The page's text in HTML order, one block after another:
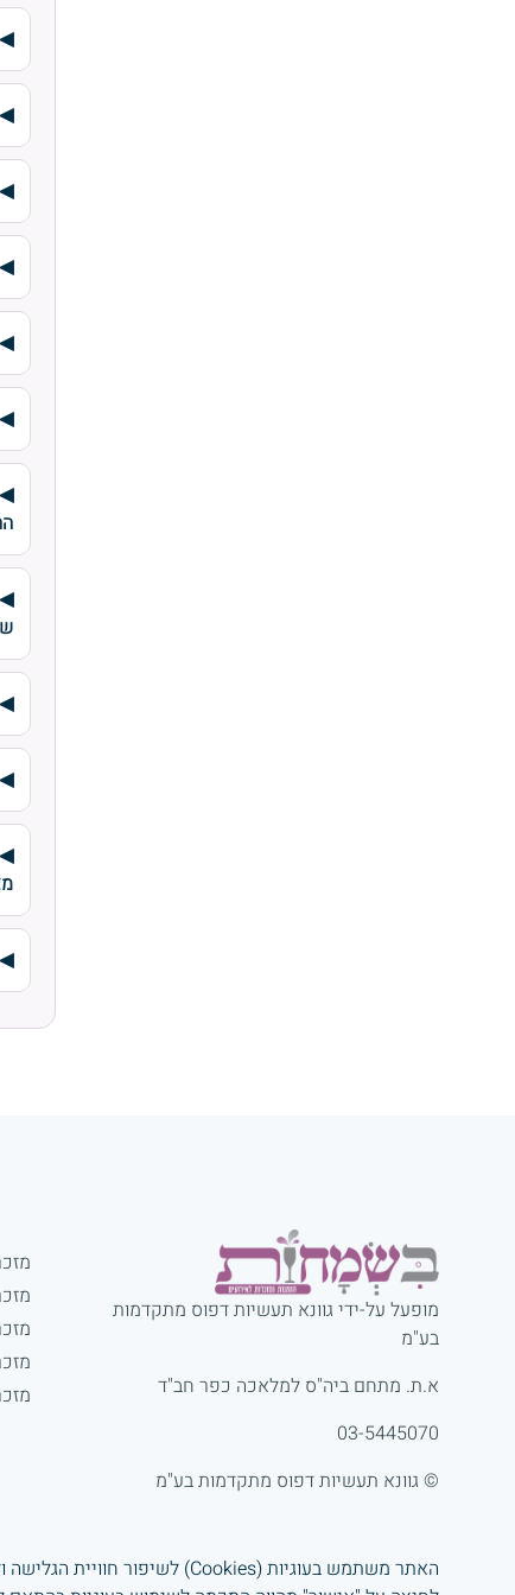
האתר משתמש בעוגיות (Cookies) לשיפור חוויית הגלישה ולהפעלת השירותים.
מופעל על-ידי גוונא תעשיות דפוס מתקדמות
בע"מ
א.ת. מתחם ביה"ס למלאכה כפר חב"ד
03-5445070
© גוונא תעשיות דפוס מתקדמות בע"מ